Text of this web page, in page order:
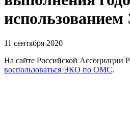
11 сентября 2020
На сайте Российской Ассоциации
воспользоваться ЭКО по ОМС.